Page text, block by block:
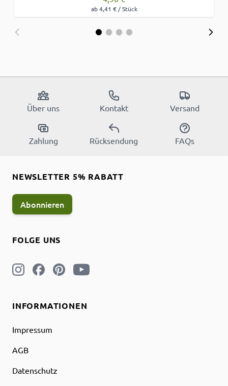
ab 4,41 € / Stück
Über uns Kontakt Versand
Zahlung Rücksendung FAQs
INFORMATIONEN
Impressum
AGB
Datenschutz
FOLGE UNS
NEWSLETTER 5% RABATT
Abonnieren